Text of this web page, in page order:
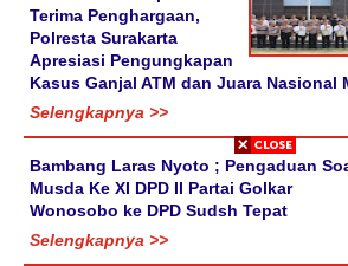
Terima Penghargaan,
Polresta Surakarta
Apresiasi Pengungkapan
Kasus Ganjal ATM dan Juara Nasional
Selengkapnya >>
Bambang Laras Nyoto ; Pengaduan
Musda Ke XI DPD II Partai Golkar
Wonosobo ke DPD Sudsh Tepat
Selengkapnya >>